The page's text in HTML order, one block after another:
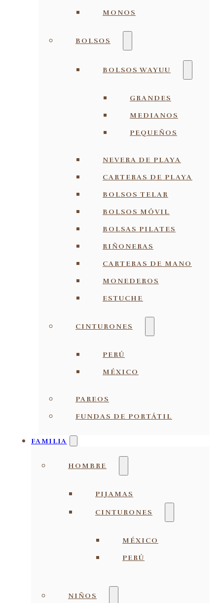
MONOS
BOLSOS
BOLSOS WAYUU
GRANDES
MEDIANOS
PEQUEÑOS
NEVERA DE PLAYA
CARTERAS DE PLAYA
BOLSOS TELAR
BOLSOS MÓVIL
BOLSAS PILATES
RIÑONERAS
CARTERAS DE MANO
MONEDEROS
ESTUCHE
CINTURONES
PERÚ
MÉXICO
PAREOS
FUNDAS DE PORTÁTIL
FAMILIA
HOMBRE
PIJAMAS
CINTURONES
MÉXICO
PERÚ
NIÑOS